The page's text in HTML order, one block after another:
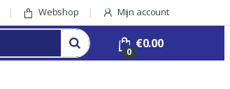
Webshop Mijn account
0
€0.00